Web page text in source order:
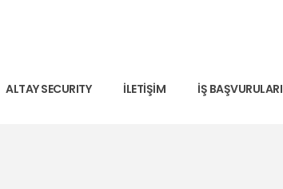
ALTAY SECURITY İLETIŞIM İŞ BAŞVURULARI